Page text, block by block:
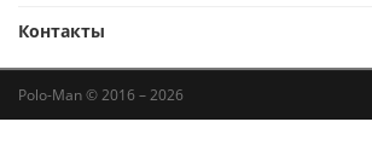
Контакты
Polo-Man © 2016 – 2026